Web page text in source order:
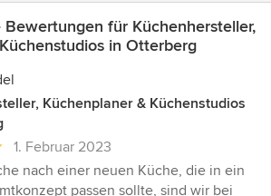
für Küchenhersteller,
in Otterberg
Küchenplaner & Küchenstudios
1. Februar 2023
nach einer neuen Küche, die in ein
passen sollte, sind wir bei